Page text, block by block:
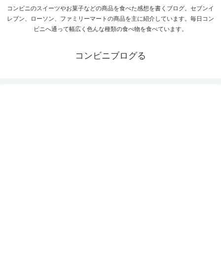
コンビニのスイーツやお菓子などの商品を食べた感想を書くブログ。セブンイ
レブン、ローソン、ファミリーマートの商品を主に紹介しています。毎日コン
ビニへ通って幅広く色んな種類の食べ物を食べています。
コンビニブログる